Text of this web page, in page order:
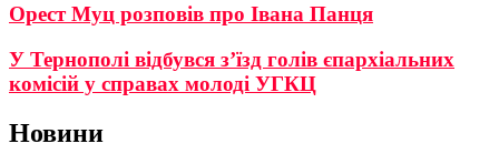
Орест Муц розповів про Івана Панця
У Тернополі відбувся з’їзд голів єпархіальних
комісій у справах молоді УГКЦ
Новини